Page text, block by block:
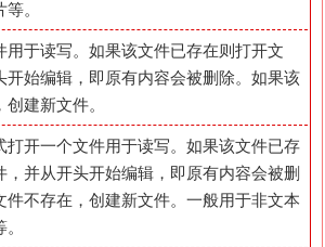
。
用于读写。如果该文件已存在则打开文
开始编辑，即原有内容会被删除。如果该
建新文件。
打开一个文件用于读写。如果该文件已存
，并从开头开始编辑，即原有内容会被删
件不存在，创建新文件。一般用于非文本